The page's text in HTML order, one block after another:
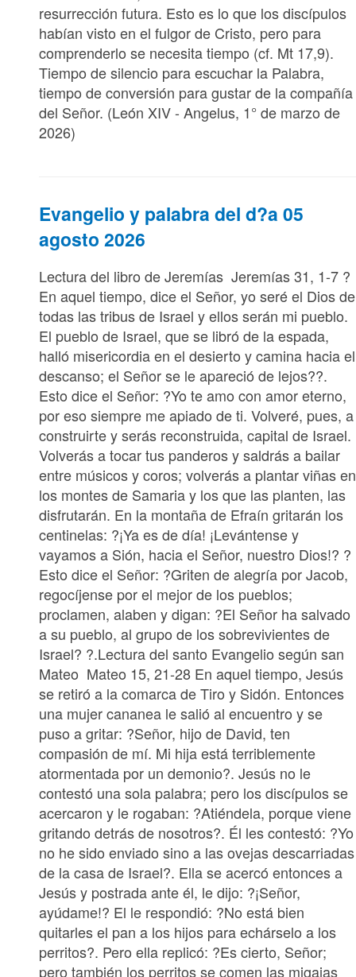
resurrección futura. Esto es lo que los discípulos
habían visto en el fulgor de Cristo, pero para
comprenderlo se necesita tiempo (cf. Mt 17,9).
Tiempo de silencio para escuchar la Palabra,
tiempo de conversión para gustar de la compañía
del Señor. (León XIV - Angelus, 1° de marzo de
2026)
Evangelio y palabra del d?a 05
agosto 2026
Lectura del libro de Jeremías Jeremías 31, 1-7 ?
En aquel tiempo, dice el Señor, yo seré el Dios de
todas las tribus de Israel y ellos serán mi pueblo.
El pueblo de Israel, que se libró de la espada,
halló misericordia en el desierto y camina hacia el
descanso; el Señor se le apareció de lejos??.
Esto dice el Señor: ?Yo te amo con amor eterno,
por eso siempre me apiado de ti. Volveré, pues, a
construirte y serás reconstruida, capital de Israel.
Volverás a tocar tus panderos y saldrás a bailar
entre músicos y coros; volverás a plantar viñas en
los montes de Samaria y los que las planten, las
disfrutarán. En la montaña de Efraín gritarán los
centinelas: ?¡Ya es de día! ¡Levántense y
vayamos a Sión, hacia el Señor, nuestro Dios!? ?
Esto dice el Señor: ?Griten de alegría por Jacob,
regocíjense por el mejor de los pueblos;
proclamen, alaben y digan: ?El Señor ha salvado
a su pueblo, al grupo de los sobrevivientes de
Israel? ?.Lectura del santo Evangelio según san
Mateo Mateo 15, 21-28 En aquel tiempo, Jesús
se retiró a la comarca de Tiro y Sidón. Entonces
una mujer cananea le salió al encuentro y se
puso a gritar: ?Señor, hijo de David, ten
compasión de mí. Mi hija está terriblemente
atormentada por un demonio?. Jesús no le
contestó una sola palabra; pero los discípulos se
acercaron y le rogaban: ?Atiéndela, porque viene
gritando detrás de nosotros?. Él les contestó: ?Yo
no he sido enviado sino a las ovejas descarriadas
de la casa de Israel?. Ella se acercó entonces a
Jesús y postrada ante él, le dijo: ?¡Señor,
ayúdame!? El le respondió: ?No está bien
quitarles el pan a los hijos para echárselo a los
perritos?. Pero ella replicó: ?Es cierto, Señor;
pero también los perritos se comen las migajas